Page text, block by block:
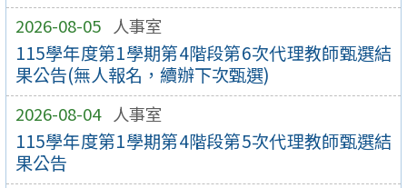
2026-08-05 人事室
115學年度第1學期第4階段第6次代理教師甄選結
果公告(無人報名，續辦下次甄選)
2026-08-04 人事室
115學年度第1學期第4階段第5次代理教師甄選結
果公告